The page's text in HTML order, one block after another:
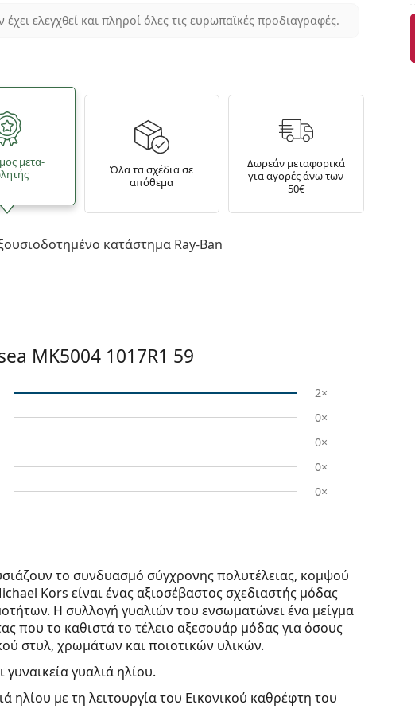
ελεγχθεί και πληροί όλες τις ευρωπαϊκές προδιαγραφές.
μετα­
Όλα τα σχέδια σε
απόθεμα
Δωρεάν μεταφορικά
για αγορές άνω των
50€
κατάστημα Ray-Ban
MK5004 1017R1 59
2×
0×
0×
0×
0×
το συνδυασμό σύγχρονης πολυτέλειας, κομψού
Kors είναι ένας αξιοσέβαστος σχεδιαστής μόδας
Η συλλογή γυαλιών του ενσωματώνει ένα μείγμα
που το καθιστά το τέλειο αξεσουάρ μόδας για όσους
στυλ, χρωμάτων και ποιοτικών υλικών.
γυναικεία γυαλιά ηλίου.
ηλίου με τη λειτουργία του Εικονικού καθρέφτη του